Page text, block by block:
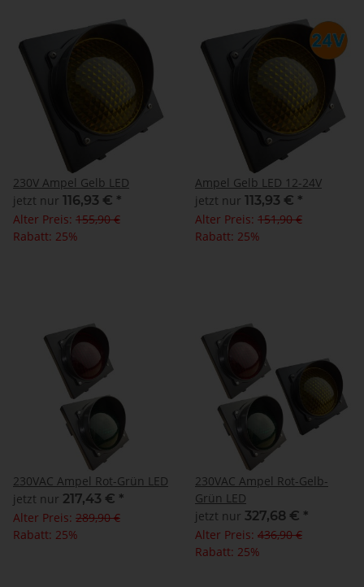
230V Ampel Gelb LED
jetzt nur 116,93 € *
Alter Preis: 155,90 €
Rabatt: 25%
Ampel Gelb LED 12-24V
jetzt nur 113,93 € *
Alter Preis: 151,90 €
Rabatt: 25%
230VAC Ampel Rot-Grün LED
jetzt nur 217,43 € *
Alter Preis: 289,90 €
Rabatt: 25%
230VAC Ampel Rot-Gelb-
Grün LED
jetzt nur 327,68 € *
Alter Preis: 436,90 €
Rabatt: 25%